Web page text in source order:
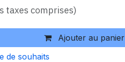
taxes comprises)
Ajouter au panier
de souhaits